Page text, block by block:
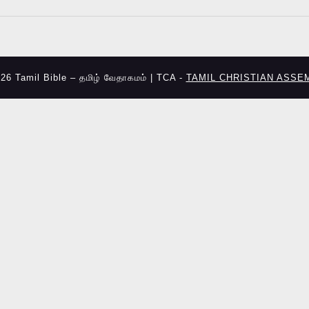
Tamil Bible – தமிழ் வேதாகமம் | TCA - TAMIL CHRISTIAN